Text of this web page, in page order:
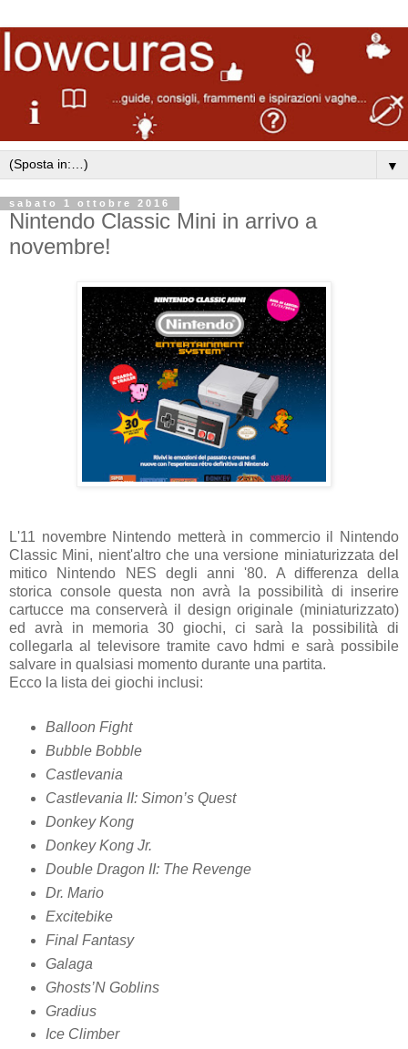
▼
sabato 1 ottobre 2016
Nintendo Classic Mini in arrivo a
novembre!
L'11 novembre Nintendo metterà in commercio il Nintendo
Classic Mini, nient'altro che una versione miniaturizzata del
mitico Nintendo NES degli anni '80. A differenza della
storica console questa non avrà la possibilità di inserire
cartucce ma conserverà il design originale (miniaturizzato)
ed avrà in memoria 30 giochi, ci sarà la possibilità di
collegarla al televisore tramite cavo hdmi e sarà possibile
salvare in qualsiasi momento durante una partita.
Ecco la lista dei giochi inclusi:
Balloon Fight
Bubble Bobble
Castlevania
Castlevania II: Simon’s Quest
Donkey Kong
Donkey Kong Jr.
Double Dragon II: The Revenge
Dr. Mario
Excitebike
Final Fantasy
Galaga
Ghosts’N Goblins
Gradius
Ice Climber